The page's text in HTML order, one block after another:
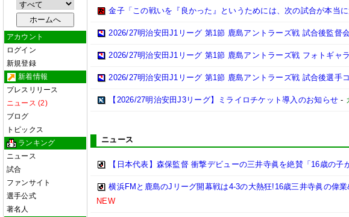
アカウント
ログイン
新規登録
新着情報
プレスリリース
ニュース (2)
ブログ
トピックス
ランキング
ニュース
試合
ファンサイト
選手公式
著名人
金子「この戦いを『良かった』というためには、次の試合が本当に
2026/27明治安田J1リーグ 第1節 鹿島アントラーズ戦 試合後監督
2026/27明治安田J1リーグ 第1節 鹿島アントラーズ戦 フォトギャ
2026/27明治安田J1リーグ 第1節 鹿島アントラーズ戦 試合後選手
【2026/27明治安田J3リーグ】ミライロチケット導入のお知らせ -
ニュース
【日本代表】森保監督 衝撃デビューの三井寺眞を絶賛「16歳の子
横浜FMと鹿島のJリーグ開幕戦は4-3の大熱狂!16歳三井寺眞の偉
NEW